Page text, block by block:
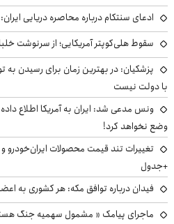
ادعای سنتکام درباره محاصره دریایی ایران: مانع
سقوط هلی‌کوپتر آمریکایی؛ از سرنوشت
پزشکیان‌: در بهترین زمان برای رسیدن به
با دولت نیست
ونس مدعی شد: ایران به آمریکا اطلاع
وضع نخواهد کرد!
+جدول
فیدان درباره توافق مکه: هر کشوری به
ماجرای پیامک « مشمول سهمیه جنگ